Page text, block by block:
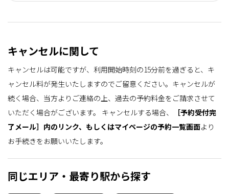
キャンセルに関して
キャンセルは可能ですが、利用開始時刻の15分前を過ぎると、キ
ャンセル料が発生いたしますのでご留意ください。キャンセルが
続く場合、当方よりご連絡の上、過去の予約料金をご請求させて
いただく場合がございます。
キャンセルする場合、
［予約受付完
了メール］内のリンク、もしくはマイページの予約一覧画面より
お手続きをお願いいたします。
同じエリア・最寄り駅から探す